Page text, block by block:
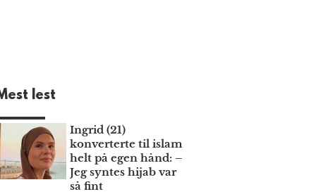
lest
Ingrid (21)
konverterte til islam
helt på egen hånd: –
Jeg syntes hijab var
så fint